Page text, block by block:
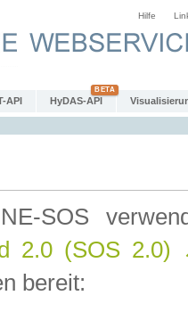
Hilfe
API HyDAS-API
SOS
2.0 (SOS 2.0)
bereit: